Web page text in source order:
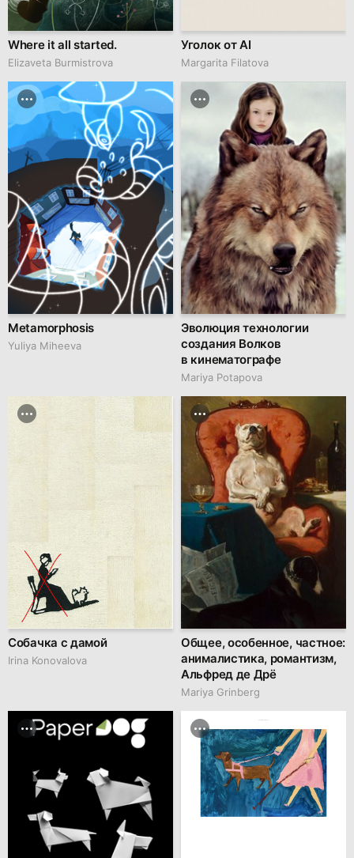
Where it all started.
Elizaveta Burmistrova
Уголок от AI
Margarita Filatova
Metamorphosis
Yuliya Miheeva
Эволюция технологии
создания Волков
в кинематографе
Mariya Potapova
Собачка с дамой
Irina Konovalova
Общее, особенное, частное:
анималистика, романтизм,
Альфред де Дрё
Mariya Grinberg